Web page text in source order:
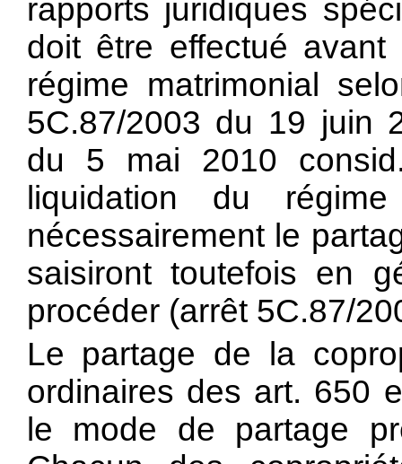
rapports juridiques
doit être effectué
régime matrimonial
5C.87/2003 du 19 juin
du 5 mai 2010
liquidation du
nécessairement le
saisiront toutefois en
procéder (arrêt 5C.87/
Le partage de la
ordinaires des art. 650
le mode de partage